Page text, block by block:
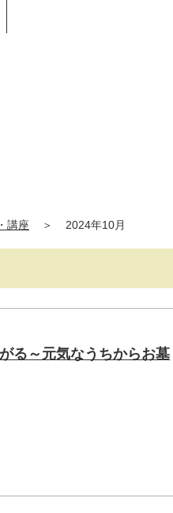
講座 ＞ 2024年10月
る～元気なうちからお墓